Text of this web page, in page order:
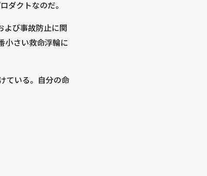
ダクトなのだ。
よび事故防止に関
小さい救命浮輪に
ている。自分の命